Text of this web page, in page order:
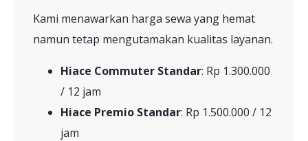
Kami menawarkan harga sewa yang hemat
namun tetap mengutamakan kualitas layanan.
Hiace Commuter Standar: Rp 1.300.000
/ 12 jam
Hiace Premio Standar: Rp 1.500.000 / 12
jam